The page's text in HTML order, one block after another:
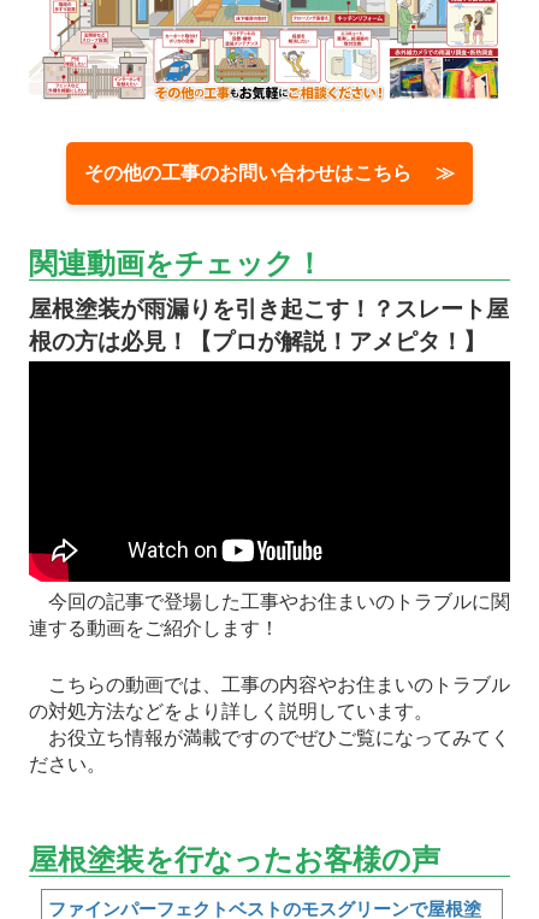
その他の工事のお問い合わせはこちら ≫
関連動画をチェック！
屋根塗装が雨漏りを引き起こす！？スレート屋
根の方は必見！【プロが解説！アメピタ！】
今回の記事で登場した工事やお住まいのトラブルに関
連する動画をご紹介します！
こちらの動画では、工事の内容やお住まいのトラブル
の対処方法などをより詳しく説明しています。
お役立ち情報が満載ですのでぜひご覧になってみてく
ださい。
屋根塗装を行なったお客様の声
ファインパーフェクトベストのモスグリーンで屋根塗